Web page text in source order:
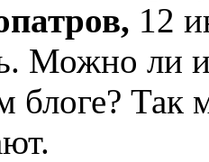
12
Можно ли
блоге? Так